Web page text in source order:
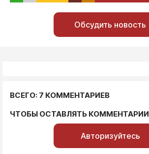
Обсудить новость
ВСЕГО: 7 КОММЕНТАРИЕВ
ЧТОБЫ ОСТАВЛЯТЬ КОММЕНТАРИИ
Авторизуйтесь